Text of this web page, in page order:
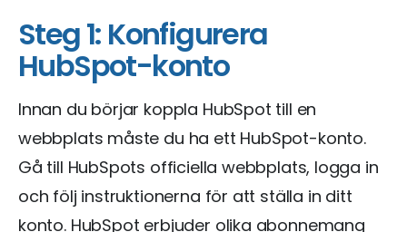
Steg 1: Konfigurera
HubSpot-konto
Innan du börjar koppla HubSpot till en
webbplats måste du ha ett HubSpot-konto.
Gå till HubSpots officiella webbplats, logga in
och följ instruktionerna för att ställa in ditt
konto. HubSpot erbjuder olika abonnemang